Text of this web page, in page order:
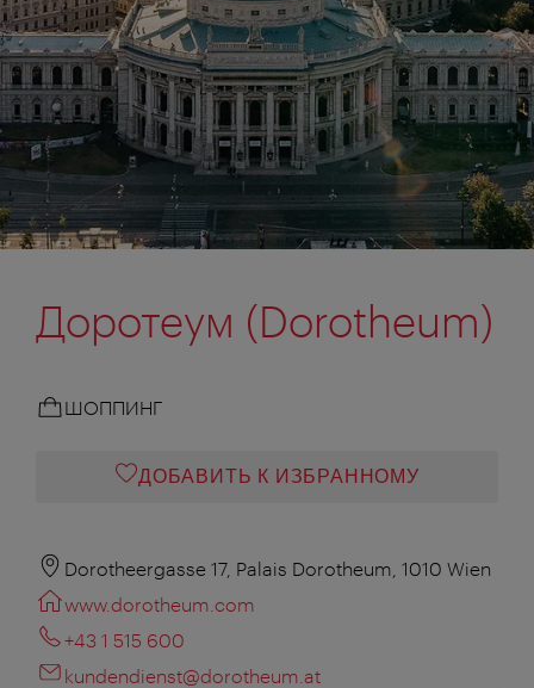
Доротеум (Dorotheum)
ШОППИНГ
ДОБАВИТЬ К ИЗБРАННОМУ
Dorotheergasse 17, Palais Dorotheum, 1010 Wien
www.dorotheum.com
+43 1 515 600
kundendienst@dorotheum.at